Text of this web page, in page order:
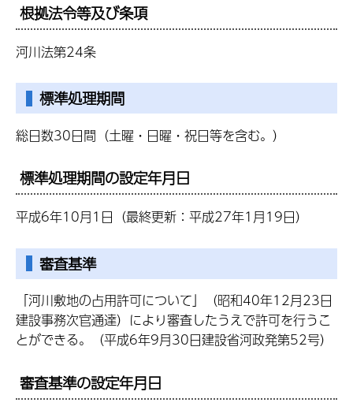
根拠法令等及び条項
河川法第24条
標準処理期間
総日数30日間（土曜・日曜・祝日等を含む。）
標準処理期間の設定年月日
平成6年10月1日（最終更新：平成27年1月19日）
審査基準
「河川敷地の占用許可について」（昭和40年12月23日
建設事務次官通達）により審査したうえで許可を行うこ
とができる。（平成6年9月30日建設省河政発第52号）
審査基準の設定年月日